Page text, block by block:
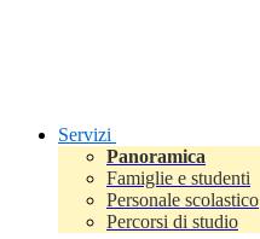
Servizi
Panoramica
Famiglie e studenti
Personale scolastico
Percorsi di studio